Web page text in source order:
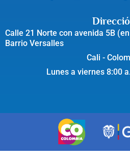
Calle 21 Norte con avenida 5B
Barrio Versalles
Cali -
Lunes a viernes 8:00